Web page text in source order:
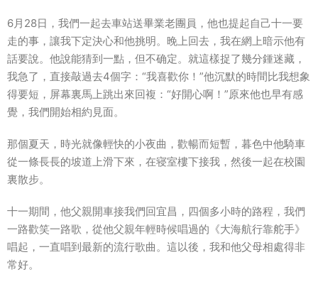
6月28日，我們一起去車站送畢業老團員，他也提起自己十一要
走的事，讓我下定決心和他挑明。晚上回去，我在網上暗示他有
話要說。他說能猜到一點，但不确定。就這樣捉了幾分鍾迷藏，
我急了，直接敲過去4個字：“我喜歡你！”他沉默的時間比我想象
得要短，屏幕裏馬上跳出來回複：“好開心啊！”原來他也早有感
覺 ，我們開始相約見面。
那個夏天，時光就像輕快的小夜曲，歡暢而短暫，暮色中他騎車
從一條長長的坡道上滑下來，在寝室樓下接我，然後一起在校園
裏散步。
十一期間，他父親開車接我們回宜昌，四個多小時的路程，我們
一路歡笑一路歌，從他父親年輕時候唱過的《大海航行靠舵手》
唱起，一直唱到最新的流行歌曲。這以後，我和他父母相處得非
常好。